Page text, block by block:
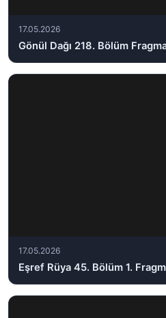
17.05.2026
Gönül Dağı 218. Bölüm
17.05.2026
Eşref Rüya 45. Bölüm 1.